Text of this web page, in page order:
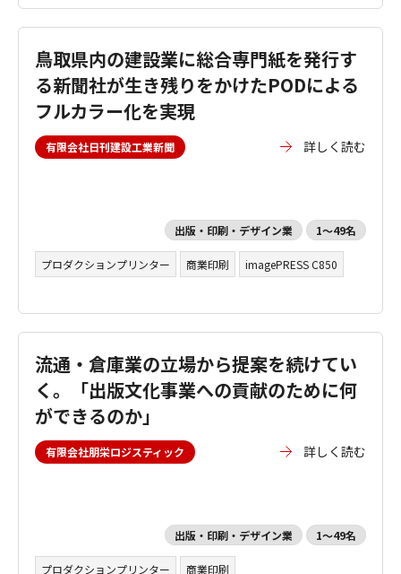
鳥取県内の建設業に総合専門紙を発行す
る新聞社が生き残りをかけたPODによる
フルカラー化を実現
有限会社日刊建設工業新聞 詳しく読む
出版・印刷・デザイン業 1～49名
プロダクションプリンター 商業印刷 imagePRESS C850
流通・倉庫業の立場から提案を続けてい
く。「出版文化事業への貢献のために何
ができるのか」
有限会社朋栄ロジスティック 詳しく読む
出版・印刷・デザイン業 1～49名
プロダクションプリンター
商業印刷